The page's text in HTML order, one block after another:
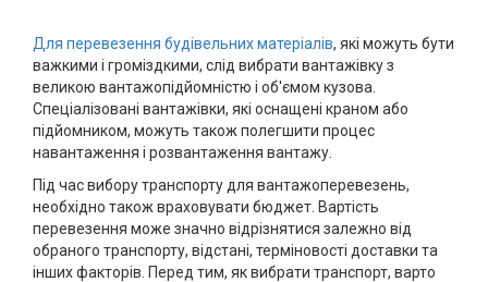
Для перевезення будівельних матеріалів, які можуть бути
важкими і громіздкими, слід вибрати вантажівку з
великою вантажопідйомністю і об'ємом кузова.
Спеціалізовані вантажівки, які оснащені краном або
підйомником, можуть також полегшити процес
навантаження і розвантаження вантажу.
Під час вибору транспорту для вантажоперевезень,
необхідно також враховувати бюджет. Вартість
перевезення може значно відрізнятися залежно від
обраного транспорту, відстані, терміновості доставки та
інших факторів. Перед тим, як вибрати транспорт, варто